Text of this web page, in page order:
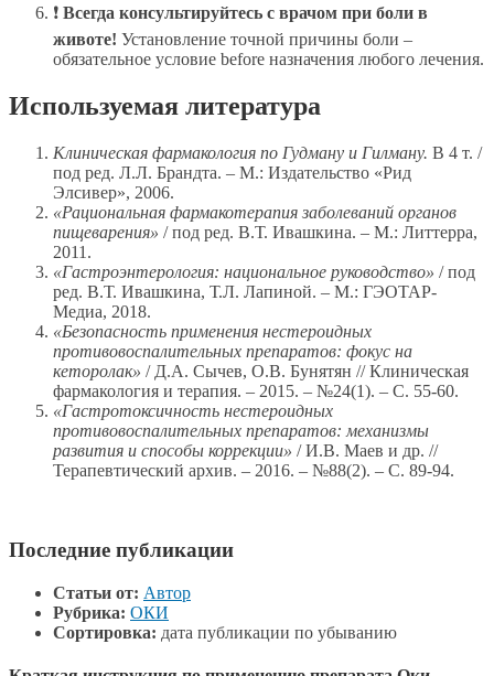
❗ Всегда консультируйтесь с врачом при боли в
животе! Установление точной причины боли –
обязательное условие before назначения любого лечения.
Используемая литература
Клиническая фармакология по Гудману и Гилману. В 4 т. /
под ред. Л.Л. Брандта. – М.: Издательство «Рид
Элсивер», 2006.
«Рациональная фармакотерапия заболеваний органов
пищеварения» / под ред. В.Т. Ивашкина. – М.: Литтерра,
2011.
«Гастроэнтерология: национальное руководство» / под
ред. В.Т. Ивашкина, Т.Л. Лапиной. – М.: ГЭОТАР-
Медиа, 2018.
«Безопасность применения нестероидных
противовоспалительных препаратов: фокус на
кеторолак» / Д.А. Сычев, О.В. Бунятян // Клиническая
фармакология и терапия. – 2015. – №24(1). – С. 55-60.
«Гастротоксичность нестероидных
противовоспалительных препаратов: механизмы
развития и способы коррекции» / И.В. Маев и др. //
Терапевтический архив. – 2016. – №88(2). – С. 89-94.
Последние публикации
Статьи от: Автор
Рубрика: ОКИ
Сортировка: дата публикации по убыванию